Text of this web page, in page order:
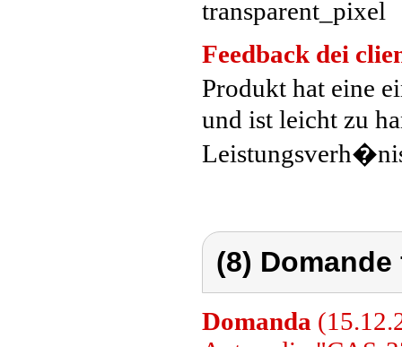
Feedback dei
Produkt hat eine
und ist leicht zu
(8)
Domanda